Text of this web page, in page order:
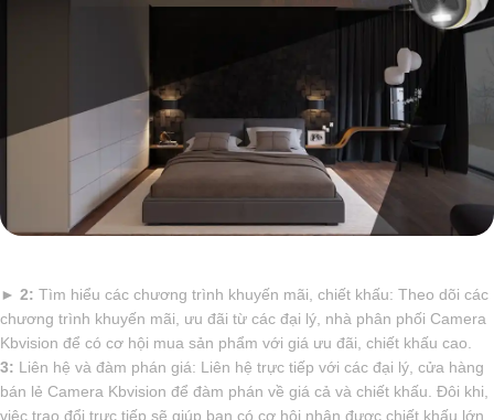
► 2: Tìm hiểu các chương trình khuyến mãi, chiết khấu: Theo dõi các
chương trình khuyến mãi, ưu đãi từ các đại lý, nhà phân phối Camera
Kbvision để có cơ hội mua sản phẩm với giá ưu đãi, chiết khấu cao.
3: Liên hệ và đàm phán giá: Liên hệ trực tiếp với các đại lý, cửa hàng
bán lẻ Camera Kbvision để đàm phán về giá cả và chiết khấu. Đôi khi,
việc trao đổi trực tiếp sẽ giúp bạn có cơ hội nhận được chiết khấu lớn